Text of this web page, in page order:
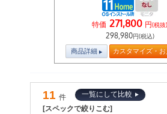
特価 271,800 円(税抜
298,980円(税込)
商品詳細 カスタマイズ・
11 件
一覧にして比較
[スペックで絞りこむ]